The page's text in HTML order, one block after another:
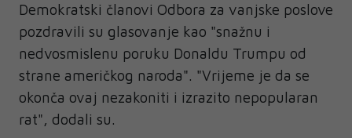
Demokratski članovi Odbora za vanjske poslove
pozdravili su glasovanje kao "snažnu i
nedvosmislenu poruku Donaldu Trumpu od
strane američkog naroda". "Vrijeme je da se
okonča ovaj nezakoniti i izrazito nepopularan
rat", dodali su.